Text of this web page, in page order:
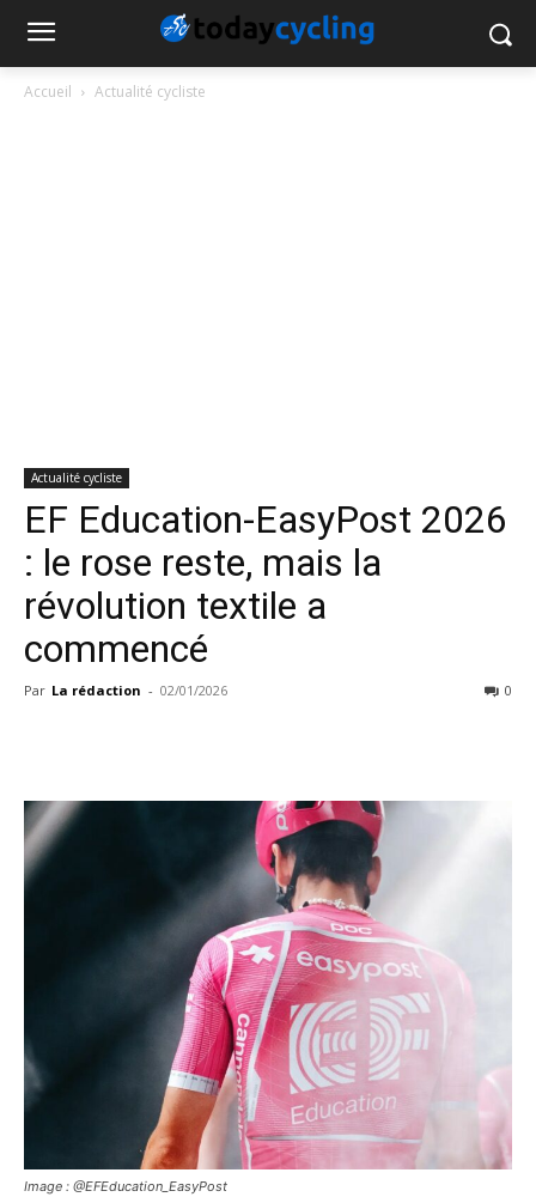
Accueil Actualité cycliste
Actualité cycliste
EF Education-EasyPost 2026
: le rose reste, mais la
révolution textile a
commencé
Par La rédaction - 02/01/2026 0
Image : @EFEducation_EasyPost